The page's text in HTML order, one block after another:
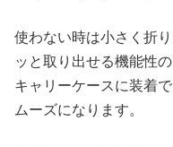
使わない時は小さく折
ッと取り出せる機能性
キャリーケースに装着
ムーズになります。